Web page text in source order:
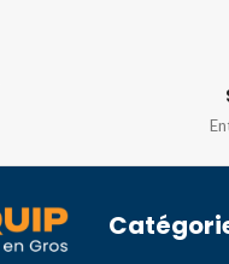
CHAMP DE
DEGRÉ DE